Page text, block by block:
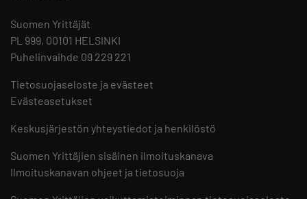
Suomen Yrittäjät
PL 999, 00101 HELSINKI
Puhelinvaihde 09 229 221
Tietosuojaseloste ja evästeet
Evästeasetukset
Keskusjärjestön yhteystiedot ja henkilöstö
Suomen Yrittäjien sisäinen ilmoituskanava
Ilmoituskanavan ohjeet ja tietosuoja